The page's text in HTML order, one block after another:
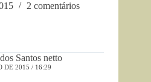
2 comentários
Santos netto
DE 2015 / 16:29